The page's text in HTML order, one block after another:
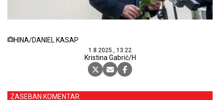
HINA/DANIEL KASAP
1.8.2025., 13:22
Kristina Gabrić/H
ZASEBAN KOMENTAR